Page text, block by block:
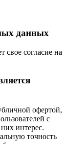
данных
свое согласие на
офертой,
с
интерес.
точность